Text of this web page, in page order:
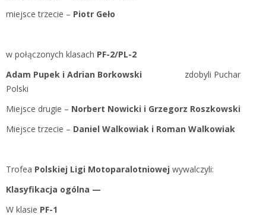
miejsce trzecie – Piotr Geło
w połączonych klasach PF-2/PL-2
Adam Pupek i Adrian Borkowski zdobyli Puchar
Polski
Miejsce drugie – Norbert Nowicki i Grzegorz Roszkowski
Miejsce trzecie – Daniel Walkowiak i Roman Walkowiak
Trofea Polskiej Ligi Motoparalotniowej wywalczyli:
Klasyfikacja ogólna —
W klasie PF-1